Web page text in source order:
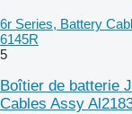
6r Series, Battery
6145R
5
Boîtier de batterie
Cables Assy